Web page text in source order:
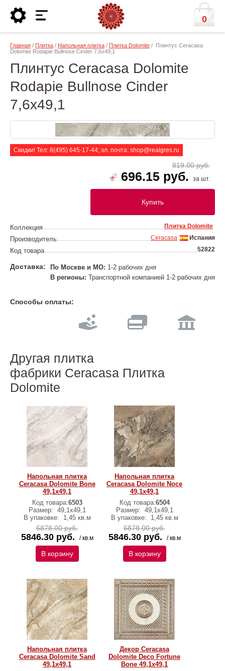
0
Главная / Плитка / Напольная плитка / Плитка Dolomite / Плинтус Ceracasa
Dolomite Rodapie Bullnose Cinder 7,6x49,1
Плинтус Ceracasa Dolomite
Rodapie Bullnose Cinder
7,6x49,1
Скидки! Тел: 8(495) 645-17-44; эл. почта: shop@realgres.ru
819.00 руб.
696.15 руб. за шт.
Купить
Коллекция Плитка Dolomite
Производитель Испания
Ceracasa
Код товара 52822
Доставка: По Москве и МО: 1-2 рабочих дня
В регионы: Транспортной компанией 1-2 рабочих дня
Способы оплаты:
Другая плитка
фабрики Ceracasa Плитка
Dolomite
Напольная плитка
Ceracasa Dolomite Bone
49,1x49,1
Код товара:6503
Размер: 49,1x49,1
В упаковке:
1,45 кв.м
6878.00 руб.
5846.30 руб. / кв.м
В корзину
Напольная плитка
Ceracasa Dolomite Noce
49,1x49,1
Код товара:6504
Размер: 49,1x49,1
В упаковке:
1,45 кв.м
6878.00 руб.
5846.30 руб. / кв.м
В корзину
Напольная плитка
Ceracasa Dolomite Sand
49,1x49,1
Декор Ceracasa
Dolomite Deco Fortune
Bone 49,1x49,1